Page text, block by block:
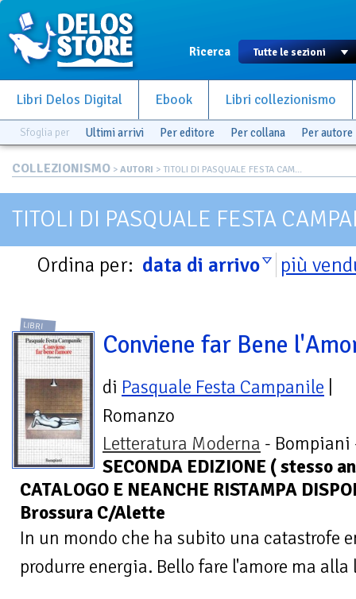
Ricerca
Libri Delos Digital Ebook Libri collezionismo
Sfoglia per Ultimi arrivi Per editore Per collana Per autore
COLLEZIONISMO > AUTORI > TITOLI DI PASQUALE FESTA CAM...
TITOLI DI PASQUALE FESTA
Ordina per: data di arrivo più
LIBRI
Conviene far Bene
di Pasquale Festa Campanile
Romanzo
Letteratura Moderna - Bompiani
SECONDA EDIZIONE ( stesso
CATALOGO E NEANCHE RISTAMPA
Brossura C/Alette
In un mondo che ha subito una catastrofe
produrre energia. Bello fare l'amore ma